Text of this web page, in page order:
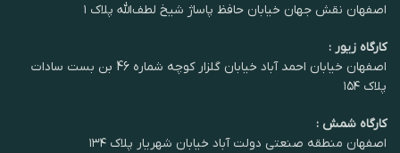
اصفهان نقش جهان خیابان حافظ پاساژ شیخ لطف‌الله پلاک ۱
کارگاه زیور :
اصفهان خیابان احمد آباد خیابان گلزار کوچه شماره 46 بن بست سادات
پلاک ۱۵۴
کارگاه شمش :
اصفهان منطقه صنعتی دولت آباد خیابان شهریار پلاک ۱۳۴